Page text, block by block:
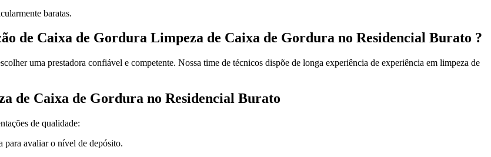
baratas.
de Caixa de Gordura Limpeza de Caixa de Gordura no Residencial Burato ?
uma prestadora confiável e competente. Nossa time de técnicos dispõe de longa experiência de experiência em limpeza de
de Caixa de Gordura no Residencial Burato
de qualidade:
para avaliar o nível de depósito.